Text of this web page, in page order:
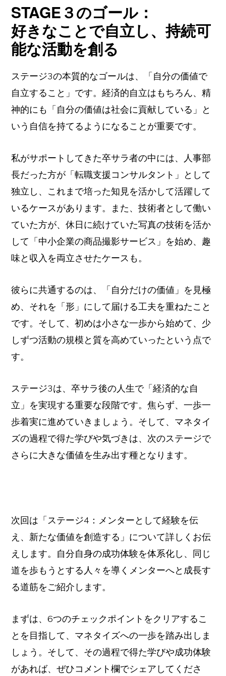
STAGE３のゴール：
好きなことで自立し、持続可
能な活動を創る
ステージ3の本質的なゴールは、「自分の価値で
自立すること」です。経済的自立はもちろん、精
神的にも「自分の価値は社会に貢献している」と
いう自信を持てるようになることが重要です。
私がサポートしてきた卒サラ者の中には、人事部
長だった方が「転職支援コンサルタント」として
独立し、これまで培った知見を活かして活躍して
いるケースがあります。また、技術者として働い
ていた方が、休日に続けていた写真の技術を活か
して「中小企業の商品撮影サービス」を始め、趣
味と収入を両立させたケースも。
彼らに共通するのは、「自分だけの価値」を見極
め、それを「形」にして届ける工夫を重ねたこと
です。そして、初めは小さな一歩から始めて、少
しずつ活動の規模と質を高めていったという点で
す。
ステージ3は、卒サラ後の人生で「経済的な自
立」を実現する重要な段階です。焦らず、一歩一
歩着実に進めていきましょう。そして、マネタイ
ズの過程で得た学びや気づきは、次のステージで
さらに大きな価値を生み出す種となります。
次回は「ステージ4：メンターとして経験を伝
え、新たな価値を創造する」について詳しくお伝
えします。自分自身の成功体験を体系化し、同じ
道を歩もうとする人々を導くメンターへと成長す
る道筋をご紹介します。
まずは、6つのチェックポイントをクリアするこ
とを目指して、マネタイズへの一歩を踏み出しま
しょう。そして、その過程で得た学びや成功体験
があれば、ぜひコメント欄でシェアしてくださ